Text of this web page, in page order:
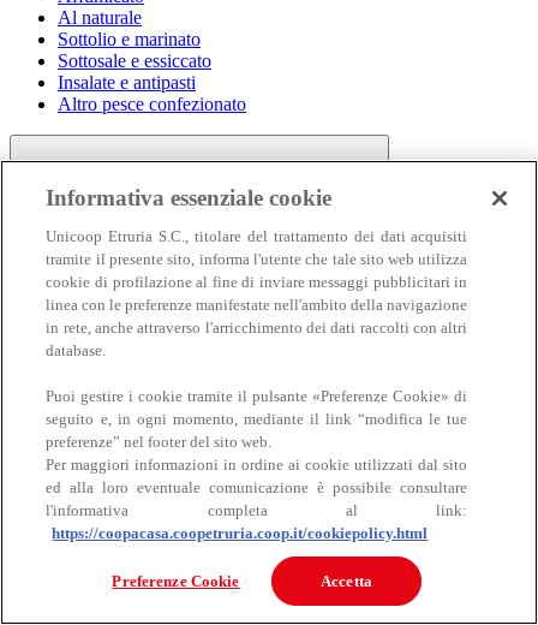
Al naturale
Sottolio e marinato
Sottosale e essiccato
Insalate e antipasti
Altro pesce confezionato
Carne
Carne
Bovino
Informativa essenziale cookie
Unicoop Etruria S.C., titolare del trattamento dei dati acquisiti
tramite il presente sito, informa l'utente che tale sito web utilizza
cookie di profilazione al fine di inviare messaggi pubblicitari in
linea con le preferenze manifestate nell'ambito della navigazione
in rete, anche attraverso l'arricchimento dei dati raccolti con altri
database.
Puoi gestire i cookie tramite il pulsante «Preferenze Cookie» di
seguito e, in ogni momento, mediante il link “modifica le tue
preferenze” nel footer del sito web.
Per maggiori informazioni in ordine ai cookie utilizzati dal sito
ed alla loro eventuale comunicazione è possibile consultare
l'informativa completa al link:
https://coopacasa.coopetruria.coop.it/cookiepolicy.html
Preferenze Cookie Accetta